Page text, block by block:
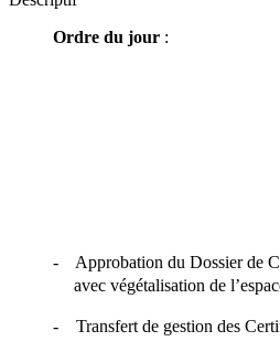
Ordre du jour :
- Approbation du Dossier de
avec végétalisation de
- Transfert de gestion des